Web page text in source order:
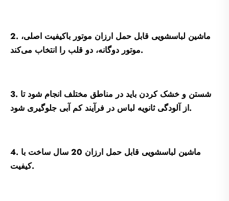
2. ماشین لباسشویی قابل حمل ارزان موتور باکیفیت اصلی،
موتور دوگانه، دو قلب را انتخاب می‌کند.
3. شستن و خشک کردن باید در مناطق مختلف انجام شود تا
از آلودگی ثانویه لباس در فرآیند کم آبی جلوگیری شود.
4. ماشین لباسشویی قابل حمل ارزان 20 سال ساخت با
کیفیت.